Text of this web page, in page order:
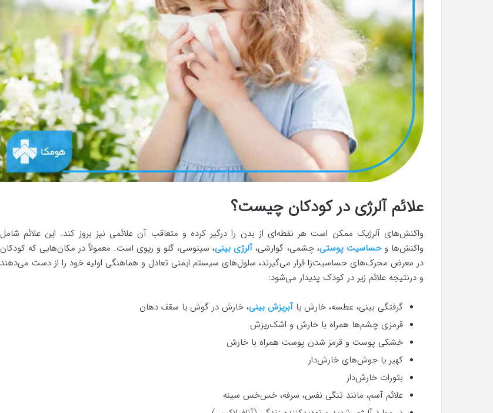
علائم آلرژی در کودکان چیست؟
واکنش‌های آلرژیک ممکن است هر نقطه‌ای از بدن را درگیر کرده و متعاقب آن علائمی نیز بروز کند. این علائم شامل
واکنش‌ها وحساسیت پوستی، چشمی، گوارشی،آلرژی بینی، سینوسی، گلو و ریوی است. معمولاً در مکان‌هایی که کودکان
در معرض محرک‌های حساسیت‌زا قرار می‌گیرند، سلول‌های سیستم ایمنی تعادل و هماهنگی اولیه خود را از دست می‌دهند
و درنتیجه علائم زیر در کودک پدیدار می‌شود:
گرفتگی بینی، عطسه، خارش یاآبریزش بینی، خارش در گوش یا سقف دهان
قرمزی چشم‌ها همراه با خارش و اشک‌ریزش
خشکی پوست و قرمز شدن پوست همراه با خارش
کهیر یا جوش‌های خارش‌دار
بثورات خارش‌دار
علائم آسم، مانند تنگی نفس، سرفه، خس‌خس سینه